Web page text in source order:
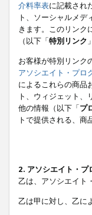
介料率表に記載され
ト、ソーシャルメ
きます。このリンク
（以下「特別リンク
お客様が特別リンク
アソシエイト・プロ
によるこれらの商品
ト、ウィジェット
他の情報（以下「プ
トで提供される、
2. アソシエイト・プ
乙は、アソシエイト
乙は甲に対し、乙に